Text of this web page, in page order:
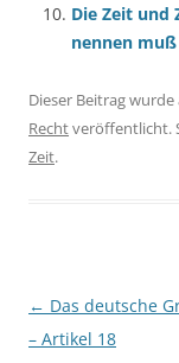
Die Zeit und
nennen muß
Dieser Beitrag wurde
Rechtveröffentlicht.
Zeit.
← Das deutsche
– Artikel 18